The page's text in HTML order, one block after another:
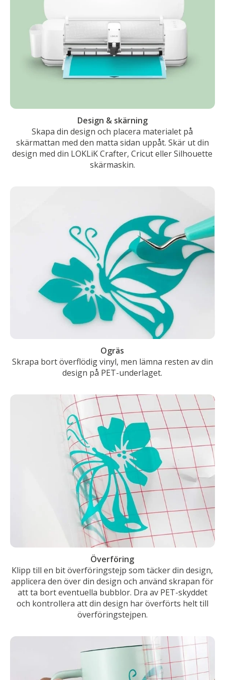
Design & skärning
Skapa din design och placera materialet på
skärmattan med den matta sidan uppåt. Skär ut din
design med din LOKLiK Crafter, Cricut eller Silhouette
skärmaskin.
Ogräs
Skrapa bort överflödig vinyl, men lämna resten av din
design på PET-underlaget.
Överföring
Klipp till en bit överföringstejp som täcker din design,
applicera den över din design och använd skrapan för
att ta bort eventuella bubblor. Dra av PET-skyddet
och kontrollera att din design har överförts helt till
överföringstejpen.